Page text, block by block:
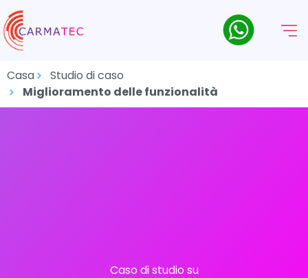
Casa
Studio di caso
Miglioramento delle funzionalità
Caso di studio su